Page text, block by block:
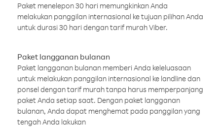
Paket menelepon 30 hari memungkinkan Anda
melakukan panggilan internasional ke tujuan pilihan Anda
untuk durasi 30 hari dengan tarif murah Viber.
Paket langganan bulanan
Paket langganan bulanan memberi Anda keleluasaan
untuk melakukan panggilan internasional ke landline dan
ponsel dengan tarif murah tanpa harus memperpanjang
paket Anda setiap saat. Dengan paket langganan
bulanan, Anda dapat menghemat pada panggilan yang
tengah Anda lakukan